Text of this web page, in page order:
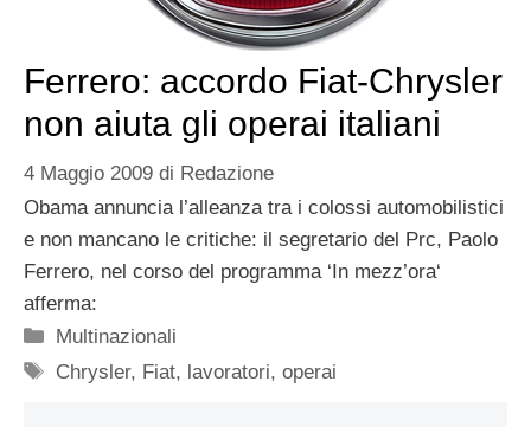
Ferrero: accordo Fiat-Chrysler
non aiuta gli operai italiani
4 Maggio 2009 di Redazione
Obama annuncia l’alleanza tra i colossi automobilistici
e non mancano le critiche: il segretario del Prc, Paolo
Ferrero, nel corso del programma ‘In mezz’ora‘
afferma:
Categorie
Multinazionali
Tag
Chrysler, Fiat, lavoratori,operai